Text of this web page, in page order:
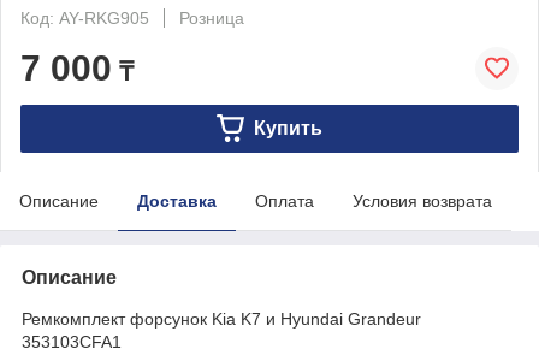
Код: AY-RKG905
Розница
7 000 ₸
Купить
Описание Доставка Оплата Условия возврата
Описание
Ремкомплект форсунок Kia K7 и Hyundai Grandeur
353103CFA1